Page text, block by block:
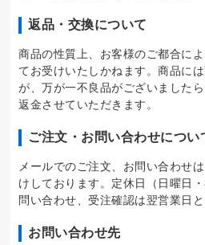
返品・交換について
商品の性質上、お客様のご都合に
てお受けいたしかねます。商品に
が、万が一不良品がございました
返金させていただきます。
ご注文・お問い合わせについ
メールでのご注文、お問い合わせ
けしております。定休日（日曜日
問い合わせ、受注確認は翌営業日と
お問い合わせ先